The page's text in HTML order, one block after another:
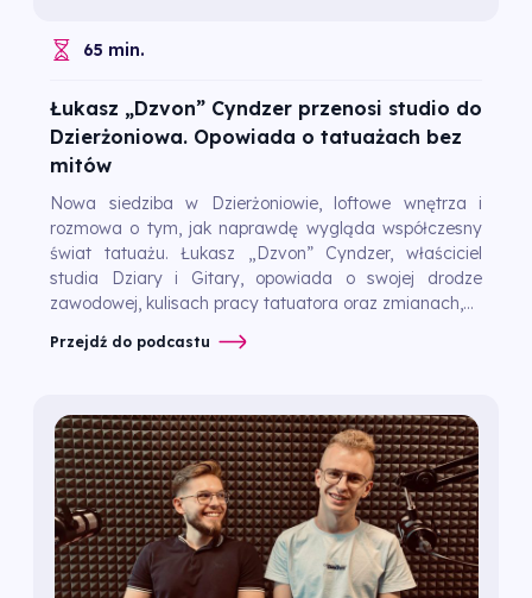
65 min.
Łukasz „Dzvon” Cyndzer przenosi studio do
Dzierżoniowa. Opowiada o tatuażach bez
mitów
Nowa siedziba w Dzierżoniowie, loftowe wnętrza i
rozmowa o tym, jak naprawdę wygląda współczesny
świat tatuażu. Łukasz „Dzvon” Cyndzer, właściciel
studia Dziary i Gitary, opowiada o swojej drodze
zawodowej, kulisach pracy tatuatora oraz zmianach,...
Przejdź do podcastu